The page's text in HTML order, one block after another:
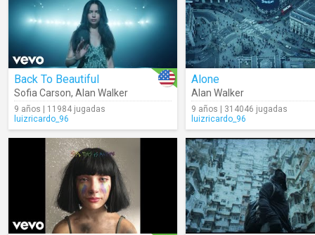
Back To Beautiful
Sofia Carson, Alan Walker
9 años | 11984 jugadas
luizricardo_96
Alone
Alan Walker
9 años | 314046 jugadas
luizricardo_96